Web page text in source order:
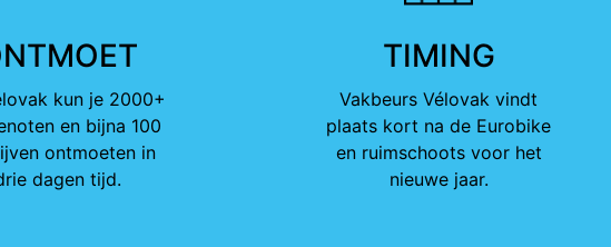
kun je 2000+
en bijna 100
ontmoeten in
dagen tijd.
TIMING
Vakbeurs Vélovak vindt
plaats kort na de Eurobike
en ruimschoots voor het
nieuwe jaar.